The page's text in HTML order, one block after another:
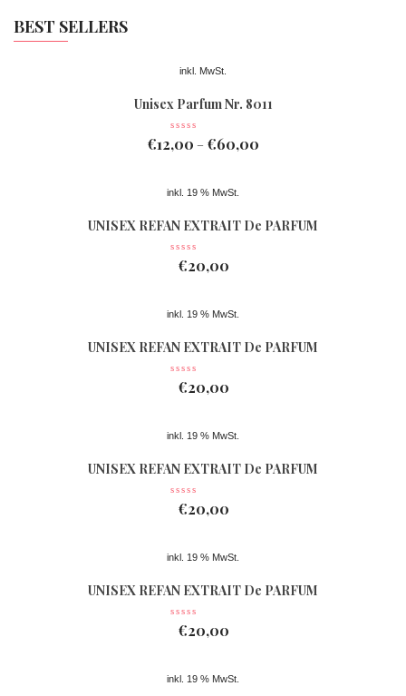
BEST SELLERS
inkl. MwSt.
Unisex Parfum Nr. 8011
€12,00 – €60,00
inkl. 19 % MwSt.
UNISEX REFAN EXTRAIT De PARFUM
Nr 078
€20,00
inkl. 19 % MwSt.
UNISEX REFAN EXTRAIT De PARFUM
Nr 077
€20,00
inkl. 19 % MwSt.
UNISEX REFAN EXTRAIT De PARFUM
Nr 361
€20,00
inkl. 19 % MwSt.
UNISEX REFAN EXTRAIT De PARFUM
Nr 362
€20,00
inkl. 19 % MwSt.